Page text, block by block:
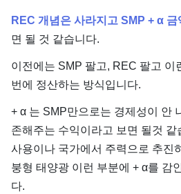
REC 개념은 사라지고 SMP + α
면 될 것 같습니다.
이전에는 SMP 팔고, REC 팔고 이
번에 정산하는 방식입니다.
+ α 는 SMP만으로는 경제성이 안
존해주는 수익이라고 보면 될것
사용이나 국가에서 주력으로 추진
붕형 태양광 이런 부분에 + α를 감
다.